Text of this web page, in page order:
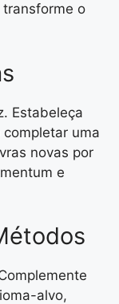
o
Estabeleça
uma
novas por
e
alvo,